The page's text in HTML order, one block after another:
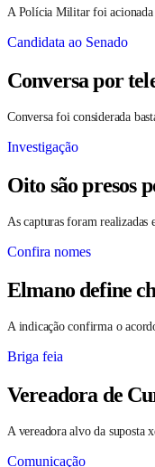
A Polícia Militar foi
Candidata ao Senado
Conversa por
Conversa foi considerada
Investigação
Oito são presos
As capturas foram
Confira nomes
Elmano define
A indicação confirma o
Briga feia
Vereadora de
A vereadora alvo da suposta
Comunicação